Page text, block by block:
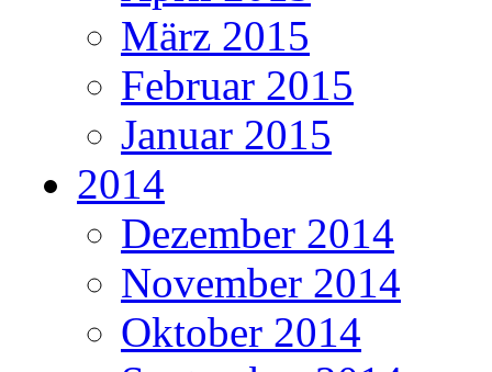
März 2015
Februar 2015
Januar 2015
2014
Dezember 2014
November 2014
Oktober 2014